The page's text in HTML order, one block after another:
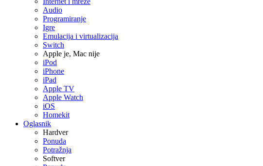
Audio
Programiranje
Igre
Emulacija i virtualizacija
Switch
Apple je, Mac nije
iPod
iPhone
iPad
Apple TV
Apple Watch
iOS
Homekit
Oglasnik
Hardver
Ponuda
Potražnja
Softver